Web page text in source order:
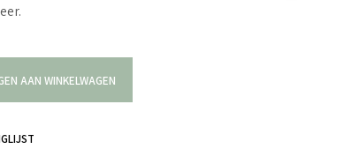
AAN WINKELWAGEN